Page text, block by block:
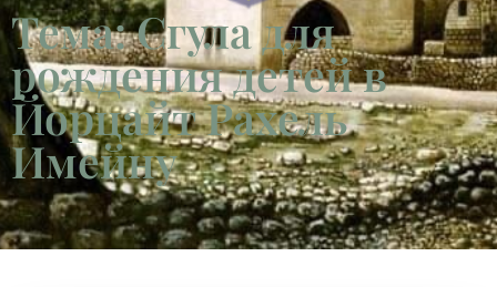
Тема: Сгула для
рождения детей в
Йорцайт Рахель
Имейну